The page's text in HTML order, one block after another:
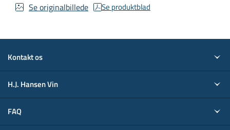
Se originalbillede
Se produktblad
Kontakt os
H.J. Hansen Vin
FAQ